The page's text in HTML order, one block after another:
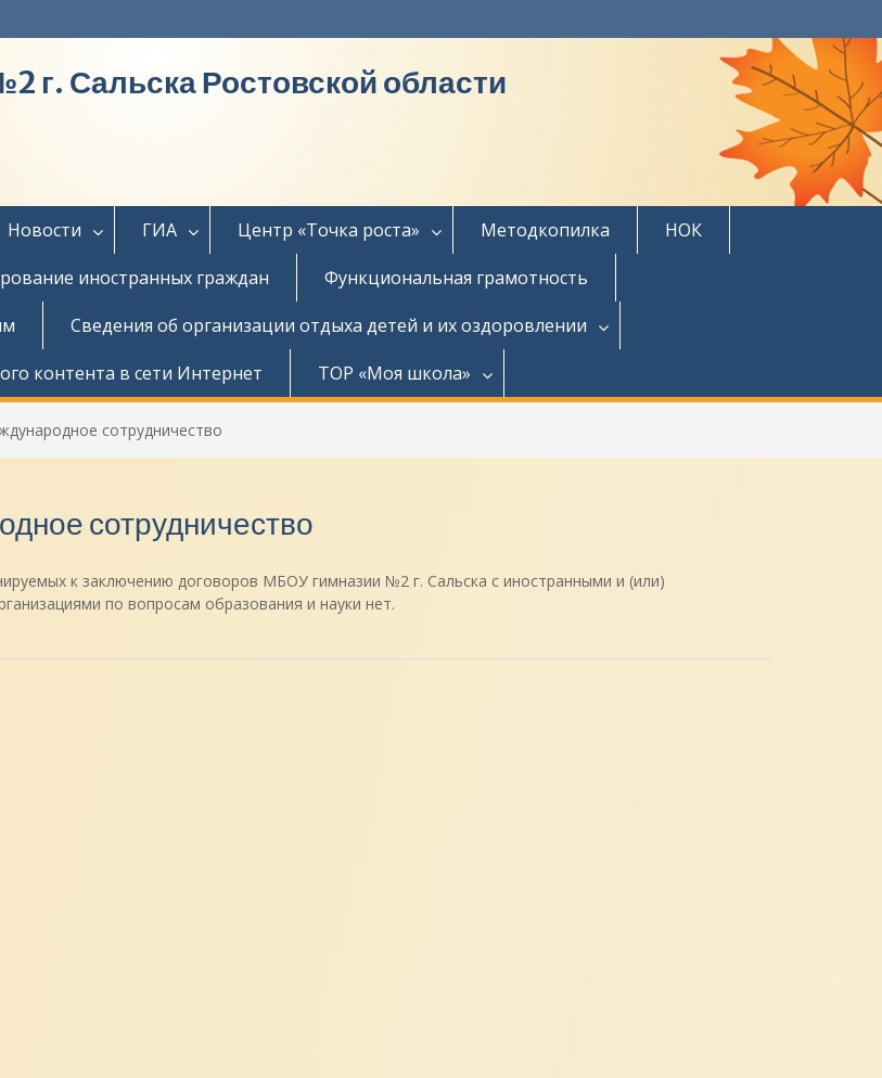
г. Сальска Ростовской области
Новости ГИА Центр «Точка роста» Методкопилка
НОК
иностранных граждан
Функциональная грамотность
Сведения об организации отдыха детей и их оздоровлении
контента в сети Интернет
ТОР «Моя школа»
сотрудничество
сотрудничество
к заключению договоров МБОУ гимназии №2 г. Сальска с иностранными и (или)
по вопросам образования и науки нет.